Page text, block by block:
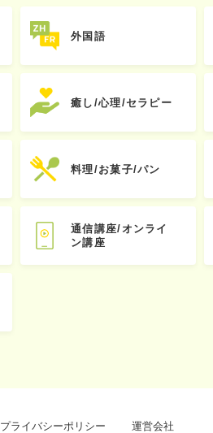
外国語
癒し/心理/セラピー
料理/お菓子/パン
通信講座/オンライ
ン講座
プライバシーポリシー 運営会社